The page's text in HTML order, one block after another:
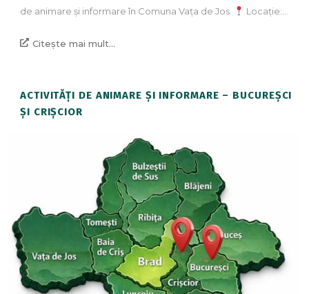
de animare și informare în Comuna Vața de Jos.
Locație:…
Citește mai mult...
ACTIVITĂȚI DE ANIMARE ȘI INFORMARE – BUCUREȘCI
ȘI CRIȘCIOR